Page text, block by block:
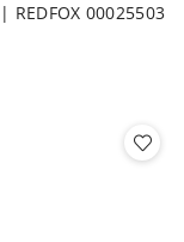
00025503